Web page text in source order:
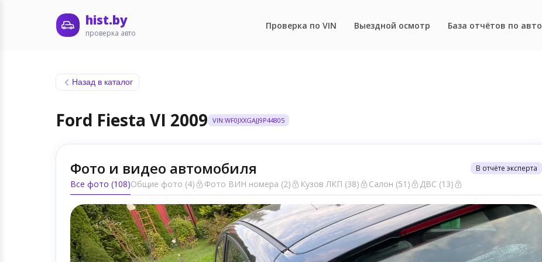
hist.by
проверка авто
Проверка по VIN Выездной осмотр База отчётов по авто
Назад в каталог
Ford Fiesta VI 2009 VIN:WF0JXXGAJJ9P44805
Фото и видео автомобиля В отчёте эксперта
Все фото (108)Общие фото (4) Фото ВИН номера (2) Кузов ЛКП (38) Салон (51) ДВС (13)